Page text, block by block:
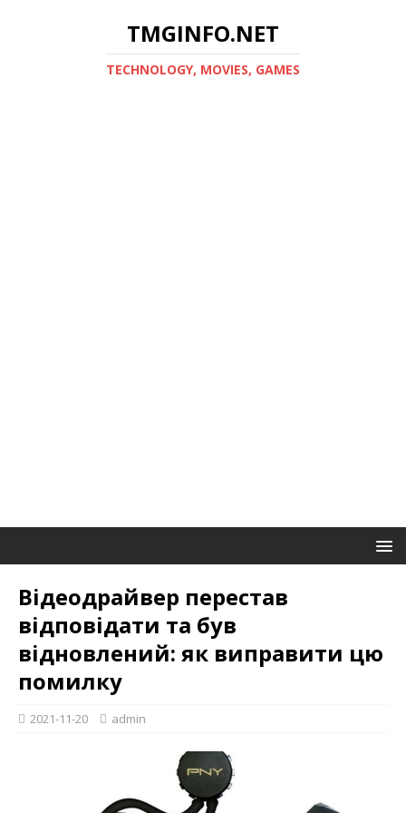
TMGINFO.NET
ТECHNOLOGY, MOVIES, GAMES
Відеодрайвер перестав
відповідати та був
відновлений: як виправити цю
помилку
2021-11-20 admin